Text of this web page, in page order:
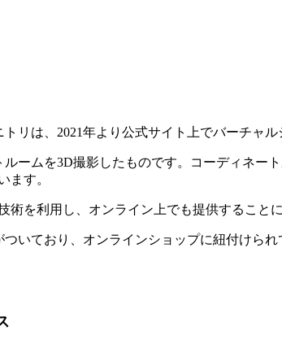
リは、2021年より公式サイト上でバーチャル
ームを3D撮影したものです。コーディネー
ます。
を利用し、オンライン上でも提供すること
いており、オンラインショップに紐付けら